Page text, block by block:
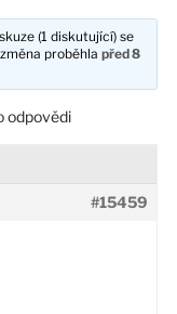
(1 diskutující) se
proběhlapřed 8
odpovědi
#15459